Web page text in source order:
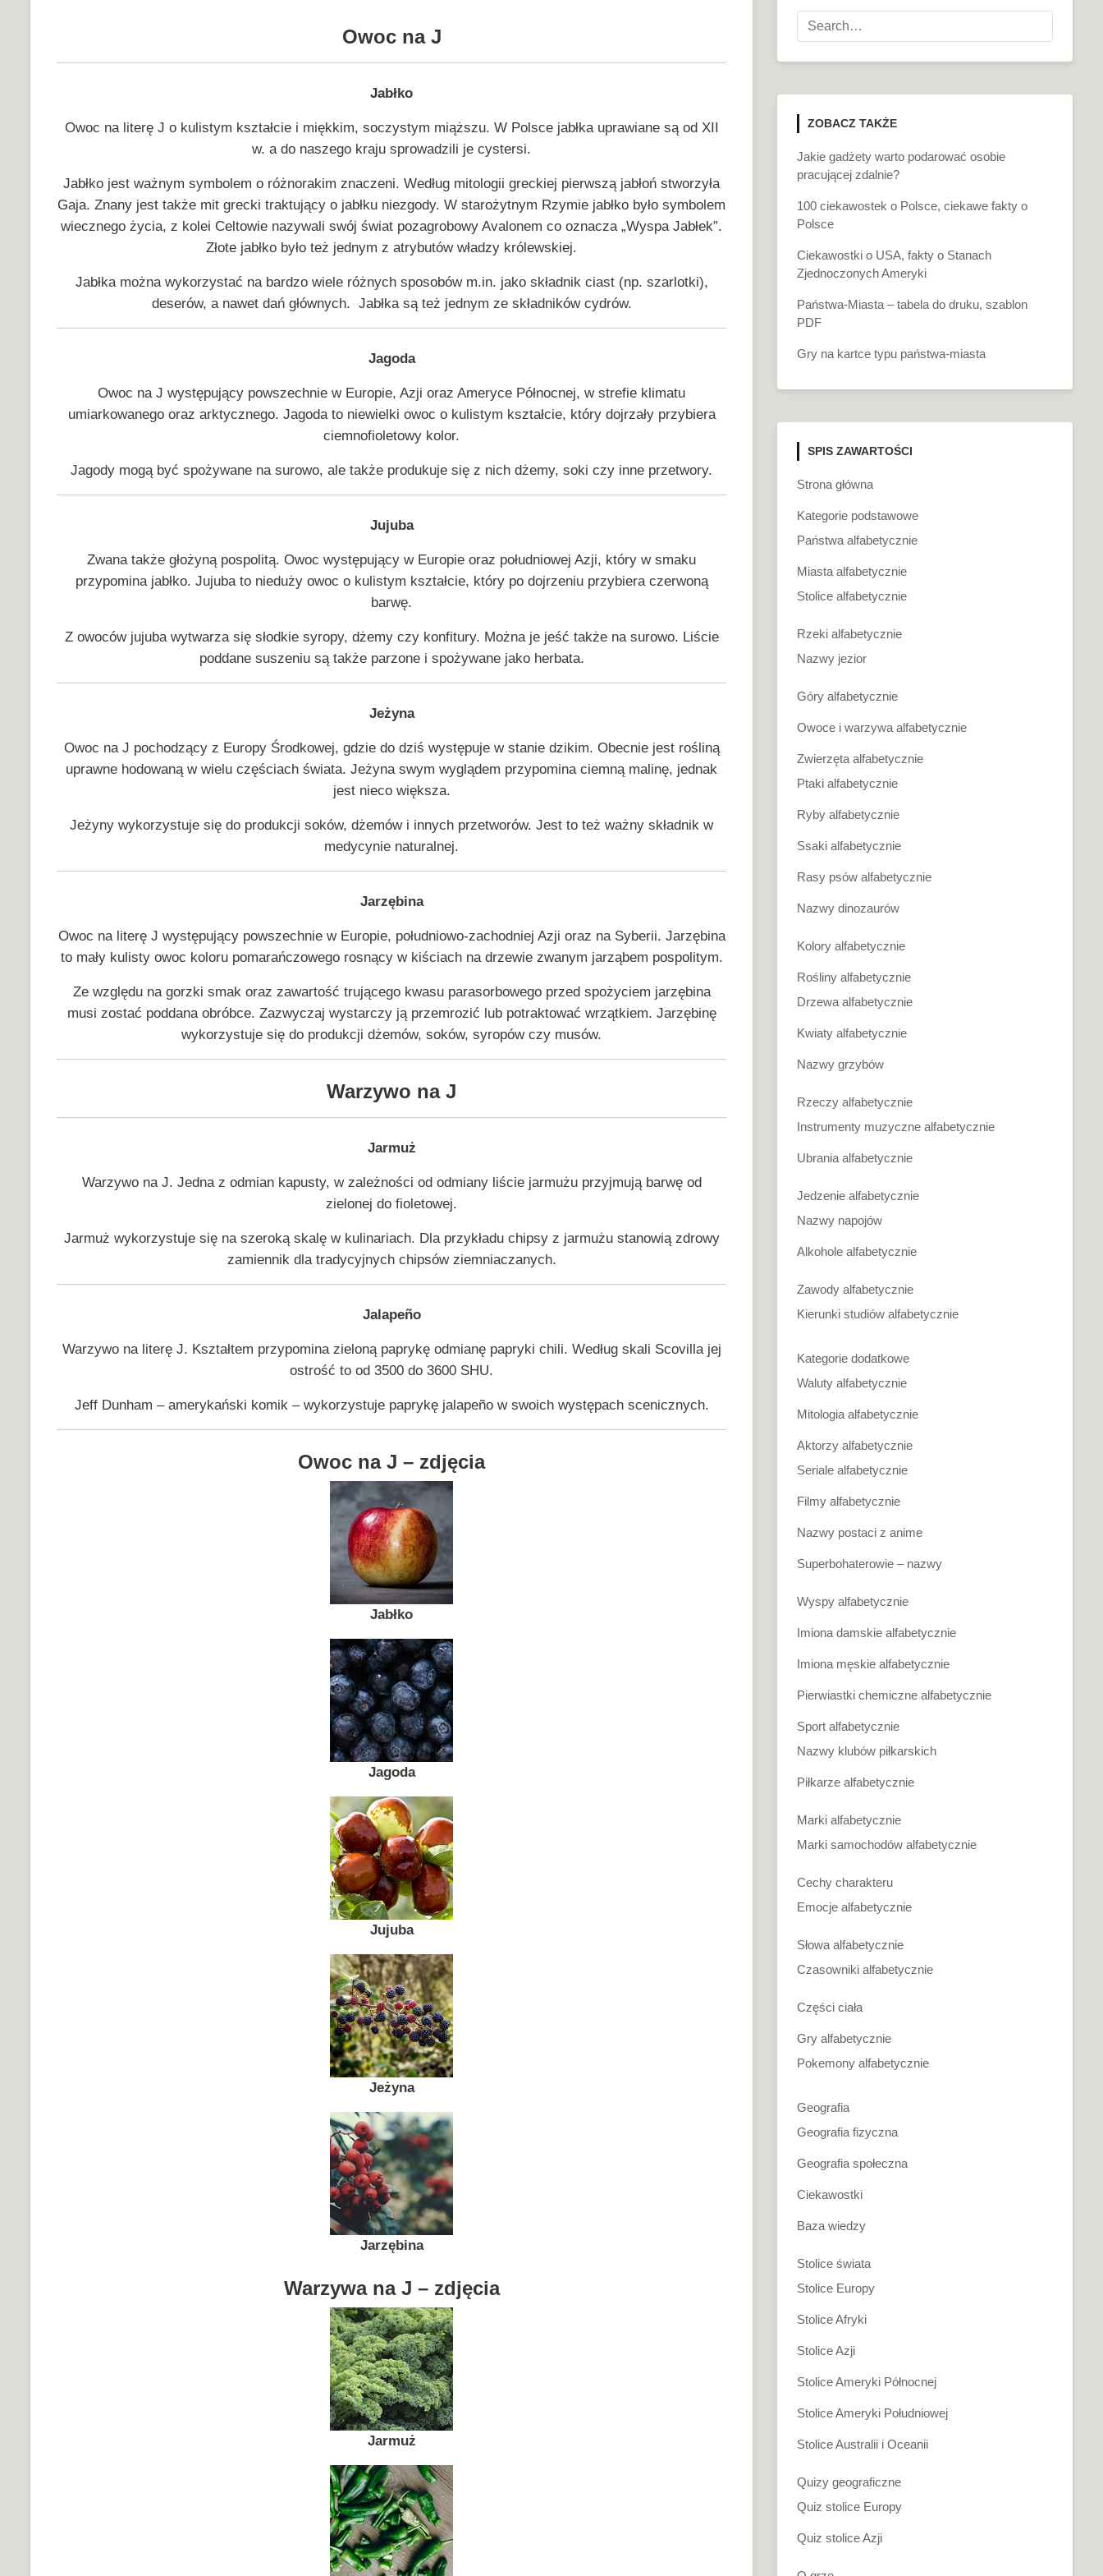
Owoc na J
Jabłko
Owoc na literę J o kulistym kształcie i miękkim, soczystym miąższu. W Polsce jabłka uprawiane są od XII
w. a do naszego kraju sprowadzili je cystersi.
Jabłko jest ważnym symbolem o różnorakim znaczeni. Według mitologii greckiej pierwszą jabłoń stworzyła
Gaja. Znany jest także mit grecki traktujący o jabłku niezgody. W starożytnym Rzymie jabłko było symbolem
wiecznego życia, z kolei Celtowie nazywali swój świat pozagrobowy Avalonem co oznacza „Wyspa Jabłek”.
Złote jabłko było też jednym z atrybutów władzy królewskiej.
Jabłka można wykorzystać na bardzo wiele różnych sposobów m.in. jako składnik ciast (np. szarlotki),
deserów, a nawet dań głównych. Jabłka są też jednym ze składników cydrów.
Jagoda
Owoc na J występujący powszechnie w Europie, Azji oraz Ameryce Północnej, w strefie klimatu
umiarkowanego oraz arktycznego. Jagoda to niewielki owoc o kulistym kształcie, który dojrzały przybiera
ciemnofioletowy kolor.
Jagody mogą być spożywane na surowo, ale także produkuje się z nich dżemy, soki czy inne przetwory.
Jujuba
Zwana także głożyną pospolitą. Owoc występujący w Europie oraz południowej Azji, który w smaku
przypomina jabłko. Jujuba to nieduży owoc o kulistym kształcie, który po dojrzeniu przybiera czerwoną
barwę.
Z owoców jujuba wytwarza się słodkie syropy, dżemy czy konfitury. Można je jeść także na surowo. Liście
poddane suszeniu są także parzone i spożywane jako herbata.
Jeżyna
Owoc na J pochodzący z Europy Środkowej, gdzie do dziś występuje w stanie dzikim. Obecnie jest rośliną
uprawne hodowaną w wielu częściach świata. Jeżyna swym wyglądem przypomina ciemną malinę, jednak
jest nieco większa.
Jeżyny wykorzystuje się do produkcji soków, dżemów i innych przetworów. Jest to też ważny składnik w
medycynie naturalnej.
Jarzębina
Owoc na literę J występujący powszechnie w Europie, południowo-zachodniej Azji oraz na Syberii. Jarzębina
to mały kulisty owoc koloru pomarańczowego rosnący w kiściach na drzewie zwanym jarząbem pospolitym.
Ze względu na gorzki smak oraz zawartość trującego kwasu parasorbowego przed spożyciem jarzębina
musi zostać poddana obróbce. Zazwyczaj wystarczy ją przemrozić lub potraktować wrzątkiem. Jarzębinę
wykorzystuje się do produkcji dżemów, soków, syropów czy musów.
Warzywo na J
Jarmuż
Warzywo na J. Jedna z odmian kapusty, w zależności od odmiany liście jarmużu przyjmują barwę od
zielonej do fioletowej.
Jarmuż wykorzystuje się na szeroką skalę w kulinariach. Dla przykładu chipsy z jarmużu stanowią zdrowy
zamiennik dla tradycyjnych chipsów ziemniaczanych.
Jalapeño
Warzywo na literę J. Kształtem przypomina zieloną paprykę odmianę papryki chili. Według skali Scovilla jej
ostrość to od 3500 do 3600 SHU.
Jeff Dunham – amerykański komik – wykorzystuje paprykę jalapeño w swoich występach scenicznych.
Owoc na J – zdjęcia
Jabłko
Jagoda
Jujuba
Jeżyna
Jarzębina
Warzywa na J – zdjęcia
Jarmuż
ZOBACZ TAKŻE
Jakie gadżety warto podarować osobie
pracującej zdalnie?
100 ciekawostek o Polsce, ciekawe fakty o
Polsce
Ciekawostki o USA, fakty o Stanach
Zjednoczonych Ameryki
Państwa-Miasta – tabela do druku, szablon
PDF
Gry na kartce typu państwa-miasta
SPIS ZAWARTOŚCI
Strona główna
Kategorie podstawowe
Państwa alfabetycznie
Miasta alfabetycznie
Stolice alfabetycznie
Rzeki alfabetycznie
Nazwy jezior
Góry alfabetycznie
Owoce i warzywa alfabetycznie
Zwierzęta alfabetycznie
Ptaki alfabetycznie
Ryby alfabetycznie
Ssaki alfabetycznie
Rasy psów alfabetycznie
Nazwy dinozaurów
Kolory alfabetycznie
Rośliny alfabetycznie
Drzewa alfabetycznie
Kwiaty alfabetycznie
Nazwy grzybów
Rzeczy alfabetycznie
Instrumenty muzyczne alfabetycznie
Ubrania alfabetycznie
Jedzenie alfabetycznie
Nazwy napojów
Alkohole alfabetycznie
Zawody alfabetycznie
Kierunki studiów alfabetycznie
Kategorie dodatkowe
Waluty alfabetycznie
Mitologia alfabetycznie
Aktorzy alfabetycznie
Seriale alfabetycznie
Filmy alfabetycznie
Nazwy postaci z anime
Superbohaterowie – nazwy
Wyspy alfabetycznie
Imiona damskie alfabetycznie
Imiona męskie alfabetycznie
Pierwiastki chemiczne alfabetycznie
Sport alfabetycznie
Nazwy klubów piłkarskich
Piłkarze alfabetycznie
Marki alfabetycznie
Marki samochodów alfabetycznie
Cechy charakteru
Emocje alfabetycznie
Słowa alfabetycznie
Czasowniki alfabetycznie
Części ciała
Gry alfabetycznie
Pokemony alfabetycznie
Geografia
Geografia fizyczna
Geografia społeczna
Ciekawostki
Baza wiedzy
Stolice świata
Stolice Europy
Stolice Afryki
Stolice Azji
Stolice Ameryki Północnej
Stolice Ameryki Południowej
Stolice Australii i Oceanii
Quizy geograficzne
Quiz stolice Europy
Quiz stolice Azji